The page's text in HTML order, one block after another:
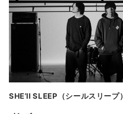
SHE’ll SLEEP（シールスリープ）